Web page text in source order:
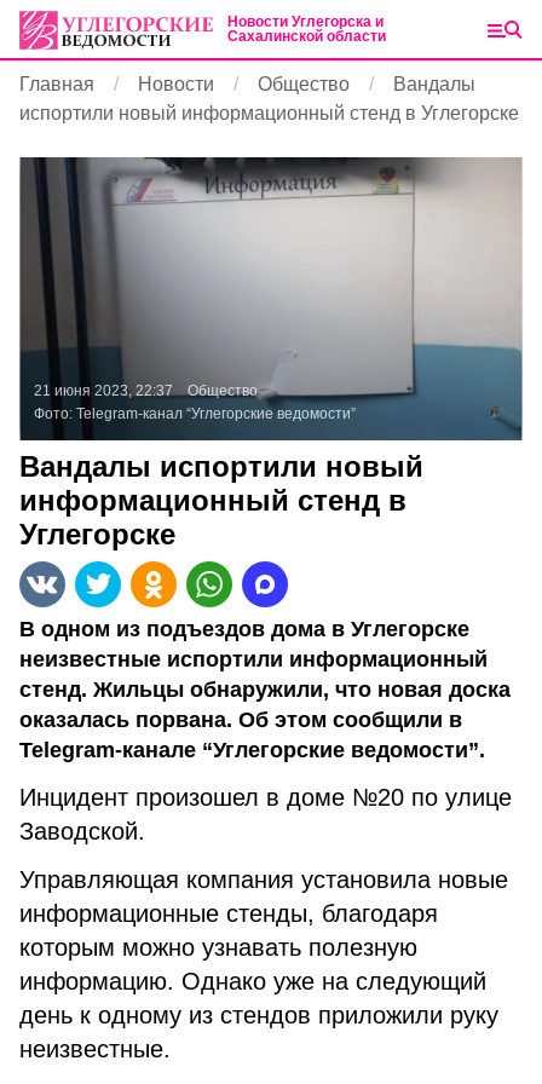
Новости Углегорска и
Сахалинской области
Главная Новости Общество
Вандалы
испортили новый информационный стенд в Углегорске
21 июня 2023, 22:37
Общество
Фото: Telegram-канал “Углегорские ведомости”
Вандалы испортили новый
информационный стенд в
Углегорске
В одном из подъездов дома в Углегорске
неизвестные испортили информационный
стенд. Жильцы обнаружили, что новая доска
оказалась порвана. Об этом сообщили в
Telegram-канале “Углегорские ведомости”.
Инцидент произошел в доме №20 по улице
Заводской.
Управляющая компания установила новые
информационные стенды, благодаря
которым можно узнавать полезную
информацию. Однако уже на следующий
день к одному из стендов приложили руку
неизвестные.